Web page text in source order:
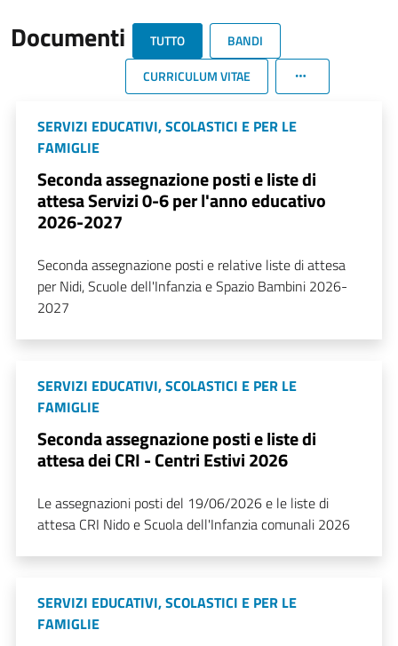
Documenti TUTTO
BANDI
CURRICULUM VITAE
SERVIZI EDUCATIVI, SCOLASTICI E PER LE
FAMIGLIE
Seconda assegnazione posti e liste di
attesa Servizi 0-6 per l'anno educativo
2026-2027
Seconda assegnazione posti e relative liste di attesa
per Nidi, Scuole dell'Infanzia e Spazio Bambini 2026-
2027
SERVIZI EDUCATIVI, SCOLASTICI E PER LE
FAMIGLIE
Seconda assegnazione posti e liste di
attesa dei CRI - Centri Estivi 2026
Le assegnazioni posti del 19/06/2026 e le liste di
attesa CRI Nido e Scuola dell'Infanzia comunali 2026
SERVIZI EDUCATIVI, SCOLASTICI E PER LE
FAMIGLIE